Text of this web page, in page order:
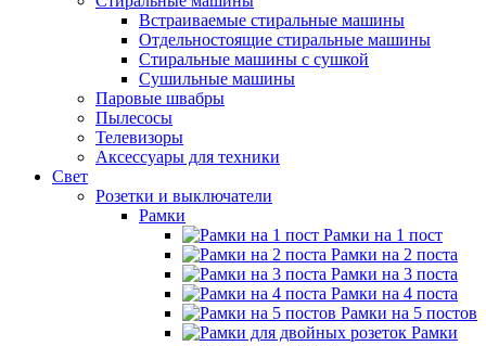
Встраиваемые стиральные машины
Отдельностоящие стиральные машины
Стиральные машины с сушкой
Сушильные машины
Паровые швабры
Пылесосы
Телевизоры
Аксессуары для техники
Свет
Розетки и выключатели
Рамки
Рамки на 1 пост
Рамки на 2 поста
Рамки на 3 поста
Рамки на 4 поста
Рамки на 5 постов
Рамки